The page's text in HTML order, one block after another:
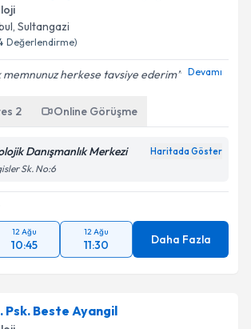
, Sultangazi
Değerlendirme)
memnunuz herkese tavsiye ederim Devamı
2 Online Görüşme
Danışmanlık Merkezi Haritada Göster
Sk. No:6
12 Ağu
10:45
12 Ağu
11:30 Daha Fazla
Psk. Beste Ayangil